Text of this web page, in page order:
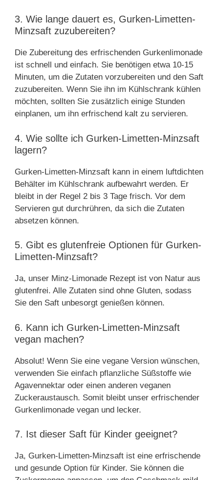
3. Wie lange dauert es, Gurken-Limetten-
Minzsaft zuzubereiten?
Die Zubereitung des erfrischenden Gurkenlimonade
ist schnell und einfach. Sie benötigen etwa 10-15
Minuten, um die Zutaten vorzubereiten und den Saft
zuzubereiten. Wenn Sie ihn im Kühlschrank kühlen
möchten, sollten Sie zusätzlich einige Stunden
einplanen, um ihn erfrischend kalt zu servieren.
4. Wie sollte ich Gurken-Limetten-Minzsaft
lagern?
Gurken-Limetten-Minzsaft kann in einem luftdichten
Behälter im Kühlschrank aufbewahrt werden. Er
bleibt in der Regel 2 bis 3 Tage frisch. Vor dem
Servieren gut durchrühren, da sich die Zutaten
absetzen können.
5. Gibt es glutenfreie Optionen für Gurken-
Limetten-Minzsaft?
Ja, unser Minz-Limonade Rezept ist von Natur aus
glutenfrei. Alle Zutaten sind ohne Gluten, sodass
Sie den Saft unbesorgt genießen können.
6. Kann ich Gurken-Limetten-Minzsaft
vegan machen?
Absolut! Wenn Sie eine vegane Version wünschen,
verwenden Sie einfach pflanzliche Süßstoffe wie
Agavennektar oder einen anderen veganen
Zuckeraustausch. Somit bleibt unser erfrischender
Gurkenlimonade vegan und lecker.
7. Ist dieser Saft für Kinder geeignet?
Ja, Gurken-Limetten-Minzsaft ist eine erfrischende
und gesunde Option für Kinder. Sie können die